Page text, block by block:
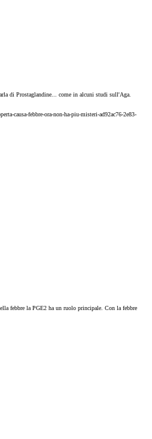
di Prostaglandine... come in alcuni studi sull'Aga.
causa-febbre-ora-non-ha-piu-misteri-ad92ac76-2e83-
febbre la PGE2 ha un ruolo principale. Con la febbre